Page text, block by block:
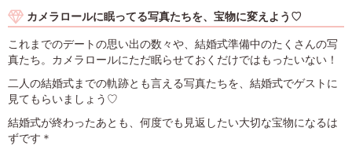
カメラロールに眠ってる写真たちを、宝物に変えよう♡
これまでのデートの思い出の数々や、結婚式準備中のたくさんの写
真たち。カメラロールにただ眠らせておくだけではもったいない！
二人の結婚式までの軌跡とも言える写真たちを、結婚式でゲストに
見てもらいましょう♡
結婚式が終わったあとも、何度でも見返したい大切な宝物になるは
ずです＊